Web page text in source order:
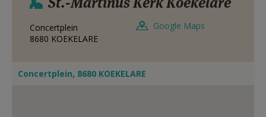
MIJN PAROCHIE
AANMELDEN OF REGISTREREN
Concertplein
8680 KOEKELARE
Google Maps
Concertplein, 8680 KOEKELARE